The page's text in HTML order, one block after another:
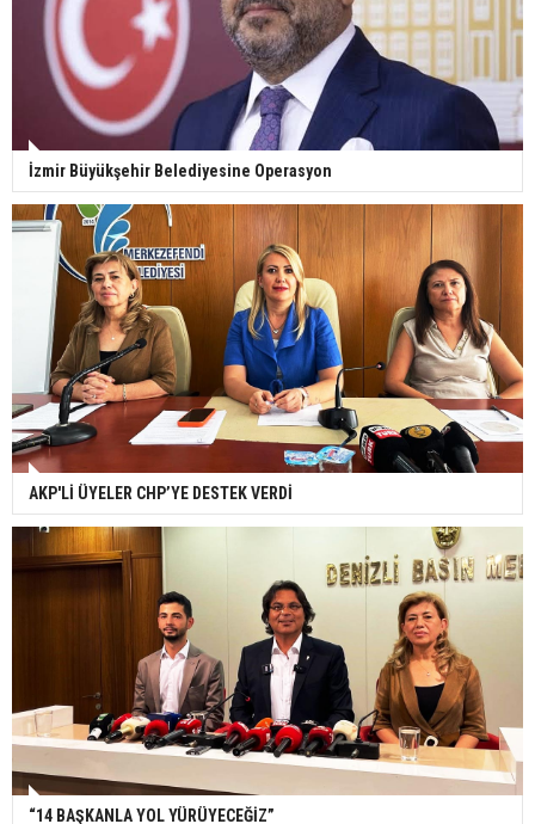
İzmir Büyükşehir Belediyesine Operasyon
AKP'Lİ ÜYELER CHP’YE DESTEK VERDİ
“14 BAŞKANLA YOL YÜRÜYECEĞİZ”